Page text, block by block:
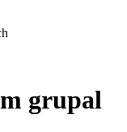
grupal